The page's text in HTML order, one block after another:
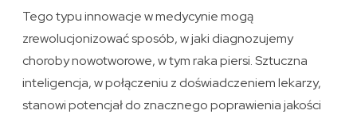
Tego typu innowacje w medycynie mogą
zrewolucjonizować sposób, w jaki diagnozujemy
choroby nowotworowe, w tym raka piersi. Sztuczna
inteligencja, w połączeniu z doświadczeniem lekarzy,
stanowi potencjał do znacznego poprawienia jakości